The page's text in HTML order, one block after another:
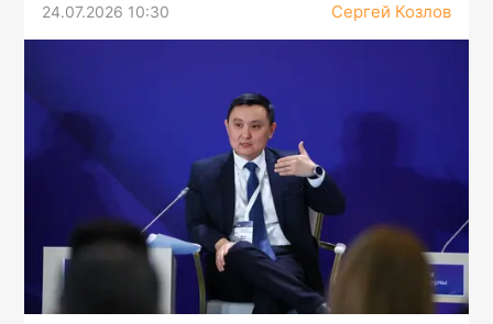
24.07.2026 10:30 Сергей Козлов